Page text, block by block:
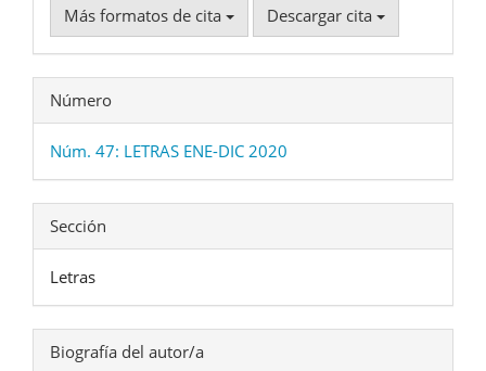
Más formatos de cita Descargar cita
Número
Núm. 47: LETRAS ENE-DIC 2020
Sección
Letras
Biografía del autor/a